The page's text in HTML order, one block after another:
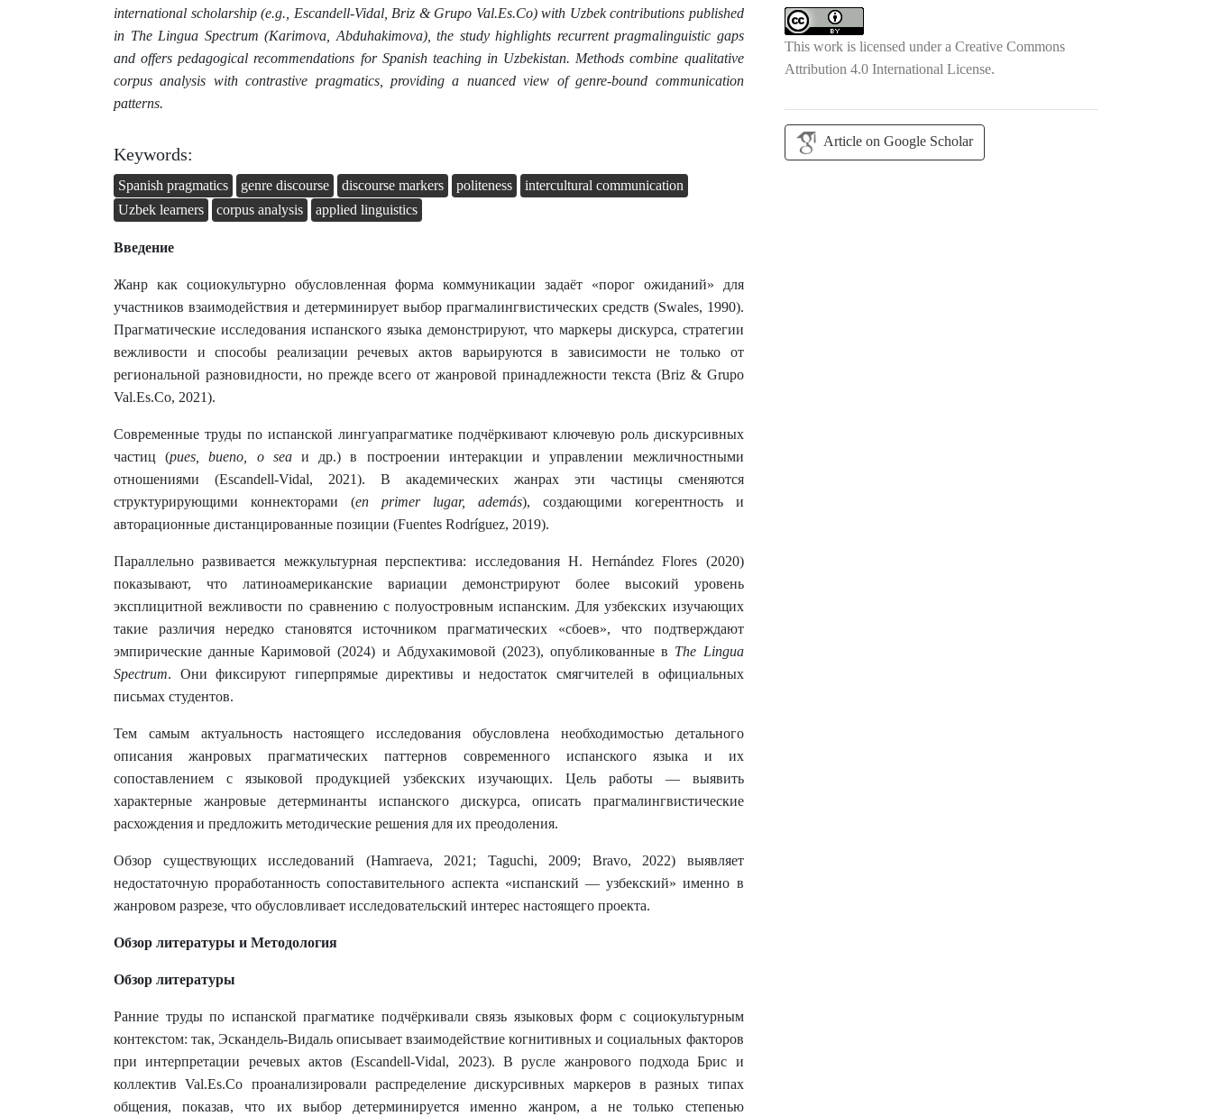
international scholarship (e.g., Escandell-Vidal, Briz & Grupo Val.Es.Co) with Uzbek contributions published
in The Lingua Spectrum (Karimova, Abduhakimova), the study highlights recurrent pragmalinguistic gaps
and offers pedagogical recommendations for Spanish teaching in Uzbekistan. Methods combine qualitative
corpus analysis with contrastive pragmatics, providing a nuanced view of genre-bound communication
patterns.
Keywords:
Spanish pragmatics genre discourse discourse markers politeness
intercultural communication
Uzbek learners
corpus analysis applied linguistics
Введение
Жанр как социокультурно обусловленная форма коммуникации задаёт «порог ожиданий» для
участников взаимодействия и детерминирует выбор прагмалингвистических средств (Swales, 1990).
Прагматические исследования испанского языка демонстрируют, что маркеры дискурса, стратегии
вежливости и способы реализации речевых актов варьируются в зависимости не только от
региональной разновидности, но прежде всего от жанровой принадлежности текста (Briz & Grupo
Val.Es.Co, 2021).
Современные труды по испанской лингуапрагматике подчёркивают ключевую роль дискурсивных
частиц (pues, bueno, o seaи др.) в построении интеракции и управлении межличностными
отношениями (Escandell-Vidal, 2021). В академических жанрах эти частицы сменяются
структурирующими коннекторами (en primer lugar, además), создающими когерентность и
авторационные дистанцированные позиции (Fuentes Rodríguez, 2019).
Параллельно развивается межкультурная перспектива: исследования Н. Hernández Flores (2020)
показывают, что латиноамериканские вариации демонстрируют более высокий уровень
эксплицитной вежливости по сравнению с полуостровным испанским. Для узбекских изучающих
такие различия нередко становятся источником прагматических «сбоев», что подтверждают
эмпирические данные Каримовой (2024) и Абдухакимовой (2023), опубликованные в The Lingua
Spectrum. Они фиксируют гиперпрямые директивы и недостаток смягчителей в официальных
письмах студентов.
Тем самым актуальность настоящего исследования обусловлена необходимостью детального
описания жанровых прагматических паттернов современного испанского языка и их
сопоставлением с языковой продукцией узбекских изучающих. Цель работы — выявить
характерные жанровые детерминанты испанского дискурса, описать прагмалингвистические
расхождения и предложить методические решения для их преодоления.
Обзор существующих исследований (Hamraeva, 2021; Taguchi, 2009; Bravo, 2022) выявляет
недостаточную проработанность сопоставительного аспекта «испанский — узбекский» именно в
жанровом разрезе, что обусловливает исследовательский интерес настоящего проекта.
Обзор литературы и Методология
Обзор литературы
Ранние труды по испанской прагматике подчёркивали связь языковых форм с социокультурным
контекстом: так, Эскандель-Видаль описывает взаимодействие когнитивных и социальных факторов
при интерпретации речевых актов (Escandell-Vidal, 2023). В русле жанрового подхода Брис и
коллектив Val.Es.Co проанализировали распределение дискурсивных маркеров в разных типах
общения, показав, что их выбор детерминируется именно жанром, а не только степенью
This work is licensed under a Creative Commons
Attribution 4.0 International License.
Article on Google Scholar